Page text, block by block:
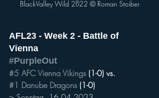
BlackValley Wild 2ß22 © Roman Stoiber
AFL23 - Week 2 - Battle of
Vienna
#PurpleOut
#5 AFC Vienna Vikings (1-0) vs.
#1 Danube Dragons (1-0)